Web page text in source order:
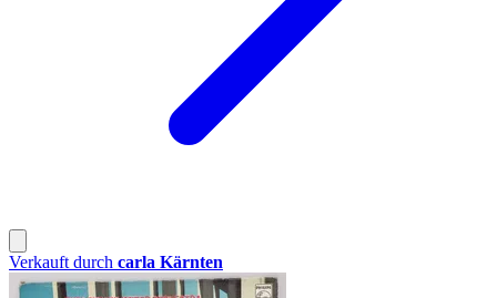
Verkauft durch carla Kärnten